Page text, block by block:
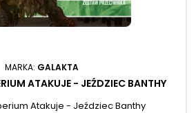
MARKA: GALAKTA
ATAKUJE - JEŹDZIEC BANTHY
Atakuje - Jeździec Banthy